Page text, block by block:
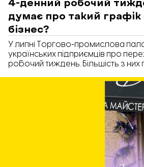
думає про такий графік
бізнес?
У липні Торгово-промислова
українських підприємців про
робочий тиждень. Більшість з них
і працівників. Інші ж вважають, що
економіка потребує
«Відбудова. Запоріжжя»
підходить такий графік роботи і
його запорізькі підприємці.